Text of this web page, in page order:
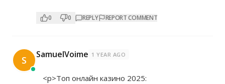
0 0 REPLY REPORT COMMENT
S SamuelVoime 1 YEAR AGO
<p>Топ онлайн казино 2025: